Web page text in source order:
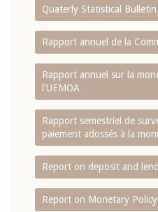
Quaterly Statistical Bulletin
Rapport annuel de la
Rapport annuel sur la
l'UEMOA
Rapport semestriel de
paiement adossés à la
Report on deposit and
Report on Monetary